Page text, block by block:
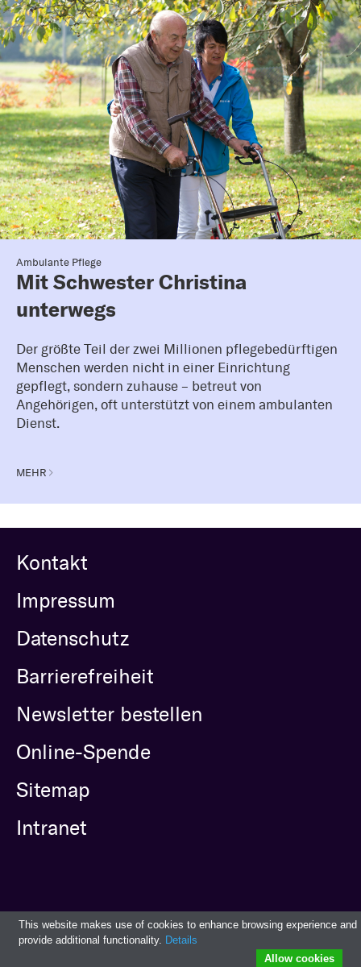
Ambulante Pflege
Mit Schwester Christina
unterwegs
Der größte Teil der zwei Millionen pflegebedürftigen
Menschen werden nicht in einer Einrichtung
gepflegt, sondern zuhause – betreut von
Angehörigen, oft unterstützt von einem ambulanten
Dienst.
MEHR
Kontakt
Impressum
Datenschutz
Barrierefreiheit
Newsletter bestellen
Online-Spende
Sitemap
Intranet
This website makes use of cookies to enhance browsing experience and
provide additional functionality. Details
Allow cookies